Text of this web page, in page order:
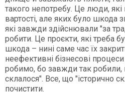
такого непотребу. Це люди,
вартості, але яких було шкода
які завжди здійснювали "за
робити. Це проєкти, які треба
шкода – нині саме час їх
неефективні бізнесові
робимо, бо завжди так робили,
склалося". Все, що "історично
почистити.